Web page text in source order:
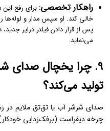
راهکار تخصصی:برای رفع
خالی کند. او سپس مدار و لوله‌ها
پس از قرار دادن فیلتر درایر جدید،
می‌نماید.
۹. چرا یخچال صدای
تولید می‌کند؟
صدای شرشر آب یا تق‌تق ملایم در
چرخه دیفراست (برفک‌زدایی